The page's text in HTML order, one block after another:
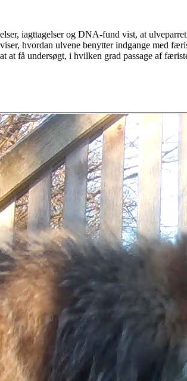
iagttagelser og DNA-fund vist, at
hvordan ulvene benytter indgange med
at få undersøgt, i hvilken grad passage af